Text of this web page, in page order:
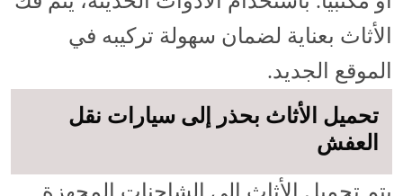
الأثاث بعناية لضمان سهولة تركيبه في
الموقع الجديد.
تحميل الأثاث بحذر إلى سيارات نقل
العفش
يتم تحميل الأثاث إلى الشاحنات المجهزة